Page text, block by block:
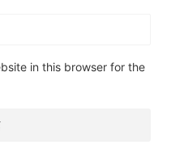
in this browser for the